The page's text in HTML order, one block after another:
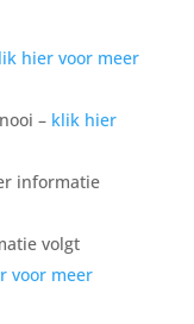
hier voor meer
– klik hier
informatie
volgt
voor meer